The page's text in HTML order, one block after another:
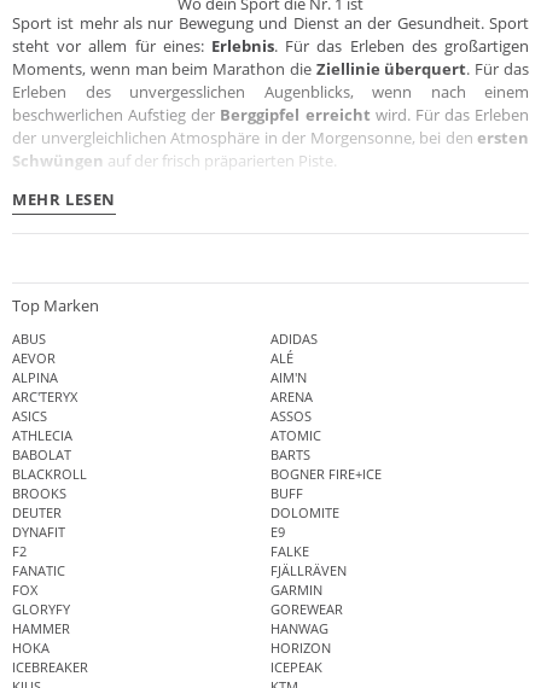
Sport ist mehr als nur Bewegung und Dienst an der Gesundheit. Sport
steht vor allem für eines: Erlebnis. Für das Erleben des großartigen
Moments, wenn man beim Marathon die Ziellinie überquert. Für das
Erleben des unvergesslichen Augenblicks, wenn nach einem
beschwerlichen Aufstieg der Berggipfel erreicht wird. Für das Erleben
der unvergleichlichen Atmosphäre in der Morgensonne, bei den ersten
Schwüngen auf der frisch präparierten Piste.
MEHR LESEN
Top Marken
ABUS
ADIDAS
AEVOR
ALÉ
ALPINA
AIM'N
ARC'TERYX
ARENA
ASICS
ASSOS
ATHLECIA
ATOMIC
BABOLAT
BARTS
BLACKROLL
BOGNER FIRE+ICE
BROOKS
BUFF
DEUTER
DOLOMITE
DYNAFIT
E9
F2
FALKE
FANATIC
FJÄLLRÄVEN
FOX
GARMIN
GLORYFY
GOREWEAR
HAMMER
HANWAG
HOKA
HORIZON
ICEBREAKER
ICEPEAK